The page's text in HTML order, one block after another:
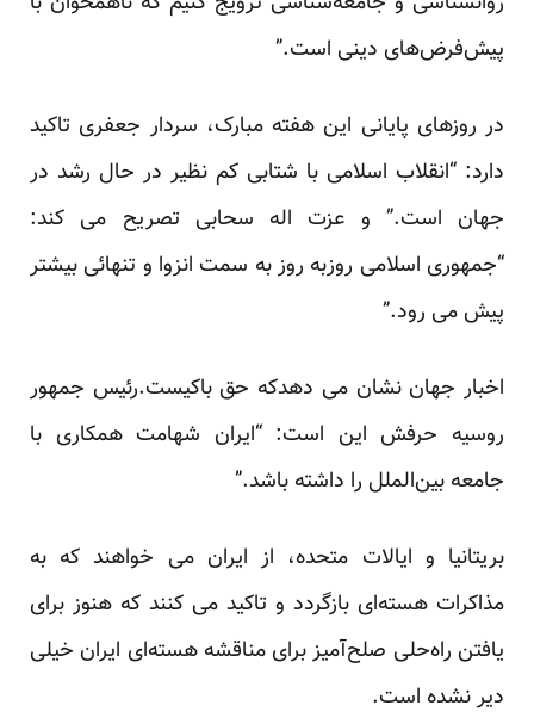
پیش‌فرض‌های دینی است.”
در روزهای پایانی این هفته مبارک، سردار جعفری تاکید
دارد: “انقلاب اسلامی با شتابی کم نظیر در حال رشد در
جهان است.” و عزت اله سحابی تصریح می کند:
“جمهوری اسلامی روزبه روز به سمت انزوا و تنهائی بیشتر
پیش می رود.”
اخبار جهان نشان می دهدکه حق باکیست.رئیس جمهور
روسیه حرفش این است: “ایران شهامت همکاری با
جامعه بین‌الملل را داشته باشد.”
بریتانیا و ایالات متحده، از ایران می خواهند که به
مذاکرات هسته‌ای بازگردد و تاکید می کنند که هنوز برای
یافتن راه‌حلی صلح‌آمیز برای مناقشه هسته‌ای ایران خیلی
دیر نشده است.